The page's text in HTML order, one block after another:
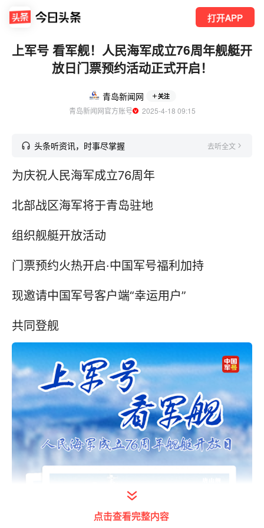
打开APP
上军号 看军舰！人民海军成立76周年舰艇开
放日门票预约活动正式开启！
青岛新闻网 关注
青岛新闻网官方账号
  2025-4-18 09:15
头条听资讯，时事尽掌握 去听全文
为庆祝人民海军成立76周年
北部战区海军将于青岛驻地
组织舰艇开放活动
门票预约火热开启·中国军号福利加持
现邀请中国军号客户端“幸运用户”
共同登舰
点击查看完整内容